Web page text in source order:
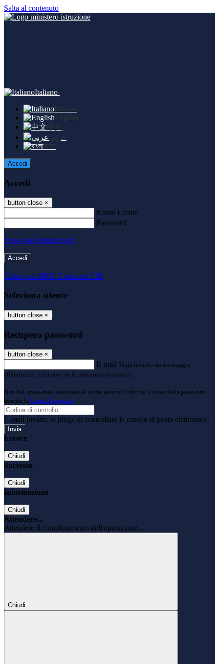
Salta al contenuto
Italiano
Italiano
English
中文
عربى
বাংলা
Accedi
Accedi
button close ×
Nome Utente
Password
Password dimenticata?
-
Entra con SPID Entra con CIE
Seleziona utente
button close ×
Recupero password
button close ×
E-mail Verrà inviato un messaggio
all'indirizzo indicato con le istruzioni necessarie.
Non hai una e-mail associata al nome utente? Effettua il reset della password
tramite la Login Spaggiari
E-mail inviata, si prega di controllare la casella di posta elettronica!
Errore
Chiudi
Successo
Chiudi
Informazione
Chiudi
Attendere...
Attendere il completamento dell'operazione...
Chiudi